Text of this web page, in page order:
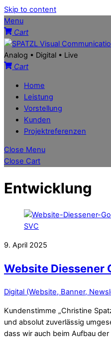
Skip to content
Menu
Cart
Analog • Digital • Live
Cart
Home
Leistung
Vorstellung
Kunden
Projektreferenzen
Close Menu
Close Cart
Entwicklung
9. April 2025
Website Diessener
Digital (Website, Banner,
Kundenstimme „Christine
und absolut zuverlässig
dass wir auch beim Aufbau